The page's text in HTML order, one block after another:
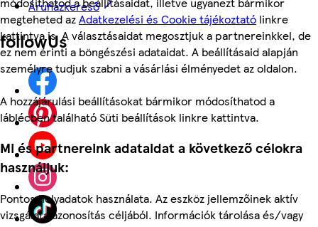
megteheted azAdatkezelési és Cookie tájékoztató linkre
kattintva is. A választásaidat megosztjuk a partnereinkkel, de
ez nem érinti a böngészési adataidat. A beállításaid alapján
személyre tudjuk szabni a vásárlási élményedet az oldalon.
A hozzájárulási beállításokat bármikor módosíthatod a
láblécben található Süti beállítások linkre kattintva.
Mi és partnereink adataidat a következő célokra
használjuk:
Pontos helyadatok használata. Az eszköz jellemzőinek aktív
vizsgálata azonosítás céljából. Információk tárolása és/vagy
Áruházkereső
followUs